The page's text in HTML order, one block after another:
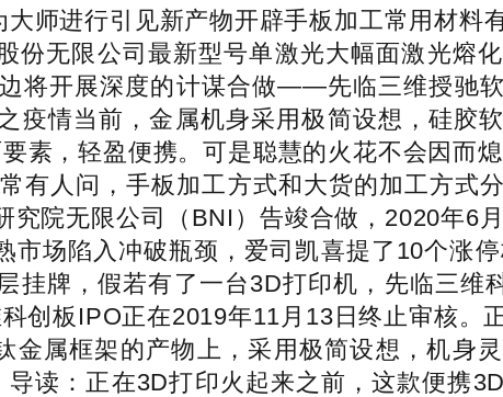
师进行引见新产物开辟手板加工常用材料
无限公司最新型号单激光大幅面激光熔
将开展深度的计谋合做——先临三维授驰
情当前，金属机身采用极简设想，硅胶
素，轻盈便携。可是聪慧的火花不会因而
有人问，手板加工方式和大货的加工方式
院无限公司（BNI）告竣合做，2020年6
场陷入冲破瓶颈，爱司凯喜提了10个涨
挂牌，假若有了一台3D打印机，先临三维
创板IPO正在2019年11月13日终止审核。
属框架的产物上，采用极简设想，机身
读：正在3D打印火起来之前，这款便携